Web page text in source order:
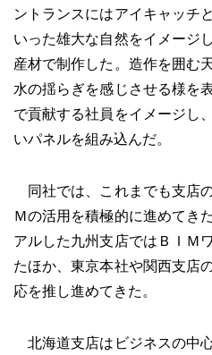
ントランスにはアイキャッチ
いった雄大な自然をイメージ
産材で制作した。造作を囲む
水の揺らぎを感じさせる様を
で貢献する社員をイメージし
いパネルを組み込んだ。
同社では、これまでも支店
Ｍの活用を積極的に進めてき
アルした九州支店ではＢＩＭ
たほか、東京本社や関西支店
応を推し進めてきた。
北海道支店はビジネスの中